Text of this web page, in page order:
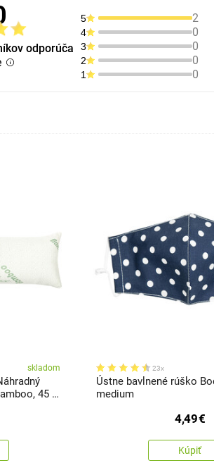
odporúča
5 2
4 0
3 0
2 0
1 0
skladom
45 x
23x
Ústne bavlnené rúško
medium
4,49€
Kúpiť